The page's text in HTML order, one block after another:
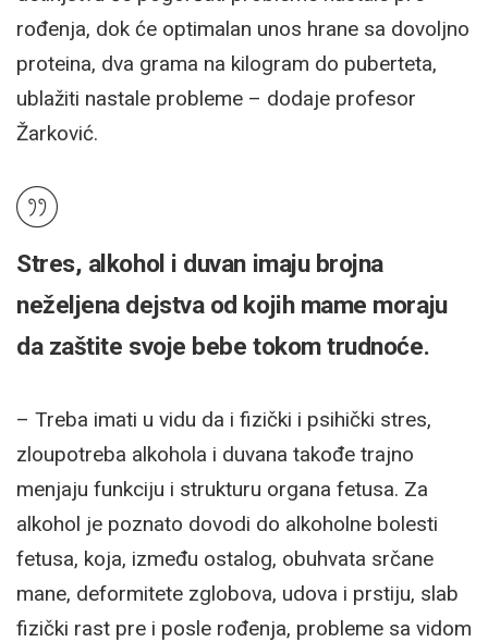
rođenja, dok će optimalan unos hrane sa dovoljno
proteina, dva grama na kilogram do puberteta,
ublažiti nastale probleme – dodaje profesor
Žarković.
Stres, alkohol i duvan imaju brojna
neželjena dejstva od kojih mame moraju
da zaštite svoje bebe tokom trudnoće.
– Treba imati u vidu da i fizički i psihički stres,
zloupotreba alkohola i duvana takođe trajno
menjaju funkciju i strukturu organa fetusa. Za
alkohol je poznato dovodi do alkoholne bolesti
fetusa, koja, između ostalog, obuhvata srčane
mane, deformitete zglobova, udova i prstiju, slab
fizički rast pre i posle rođenja, probleme sa vidom